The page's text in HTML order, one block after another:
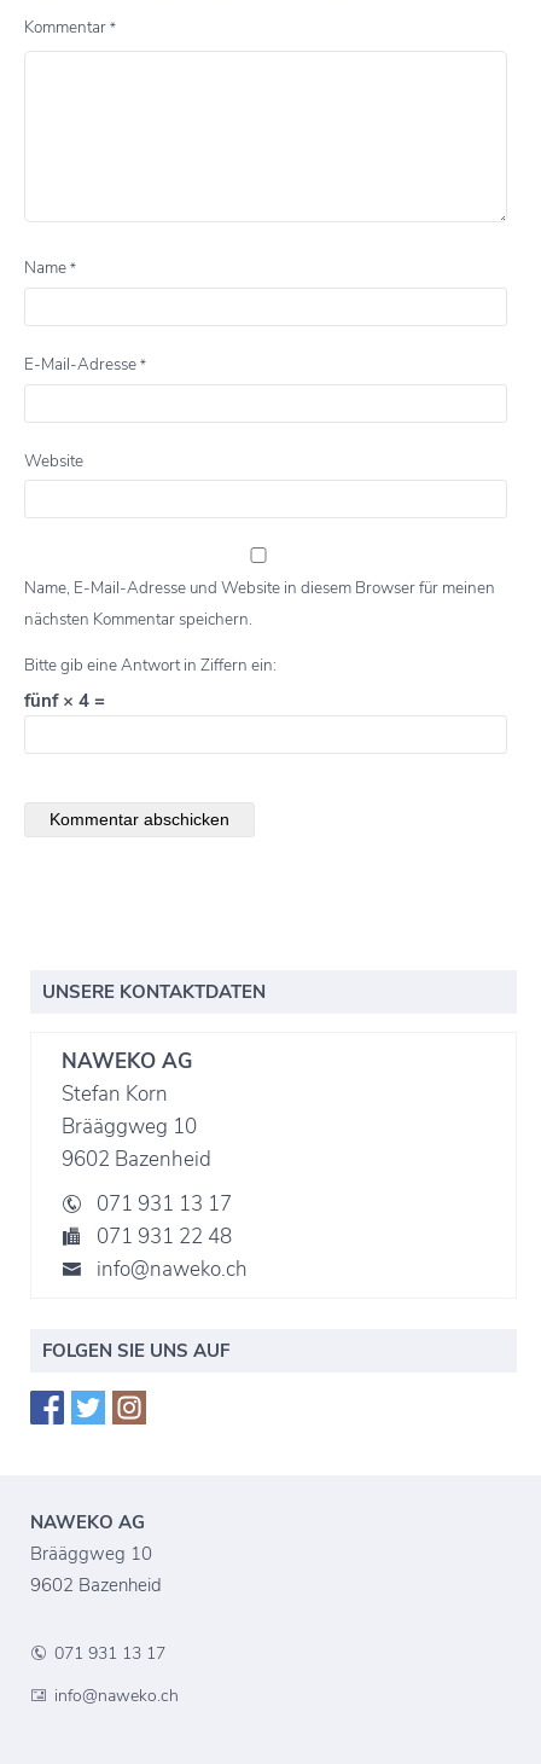
Kommentar *
Name *
E-Mail-Adresse *
Website
Name, E-Mail-Adresse und Website in diesem Browser für meinen
nächsten Kommentar speichern.
Bitte gib eine Antwort in Ziffern ein:
fünf × 4 =
UNSERE KONTAKTDATEN
NAWEKO AG
Stefan Korn
Brääggweg 10
9602 Bazenheid
071 931 13 17
071 931 22 48
info@naweko.ch
FOLGEN SIE UNS AUF
NAWEKO AG
Brääggweg 10
9602 Bazenheid
071 931 13 17
info@naweko.ch